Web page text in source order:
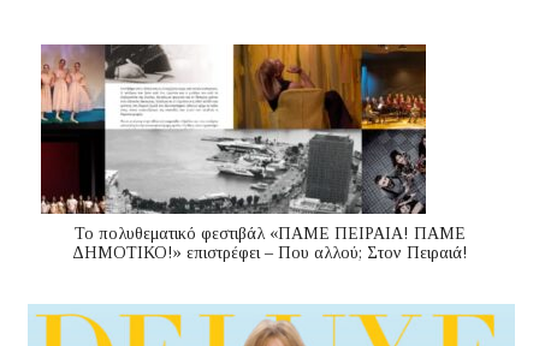
Το πολυθεματικό φεστιβάλ «ΠΑΜΕ ΠΕΙΡΑΙΑ! ΠΑΜΕ
ΔΗΜΟΤΙΚΟ!» επιστρέφει – Που αλλού; Στον Πειραιά!